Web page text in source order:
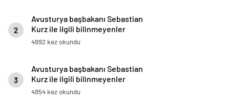
2
Kurz ile ilgili bilinmeyenler
4992 kez okundu
3
Kurz ile ilgili bilinmeyenler
4954 kez okundu